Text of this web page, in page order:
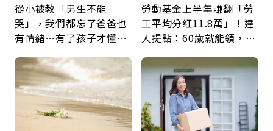
從小被教「男生不能
哭」，我們都忘了爸爸也
有情緒…有了孩子才懂：
久違的關心
勞動基金上半年賺翻「勞
工平均分紅11.8萬」！達
人提點：60歲就能領，重